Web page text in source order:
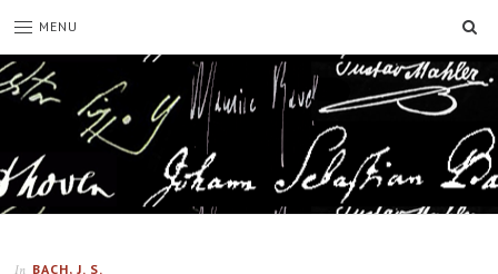
MENU
In BACH, J. S.